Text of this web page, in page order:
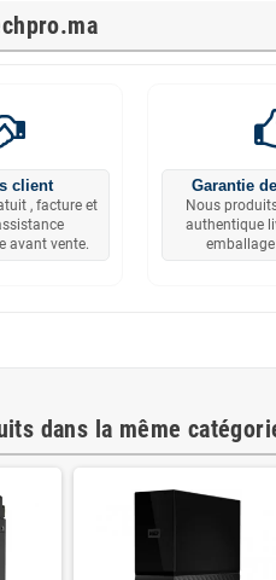
client
, facture et
avant vente.
Garantie
Nous
authentique
dans la même